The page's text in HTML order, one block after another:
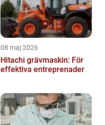
08 maj 2026
Hitachi grävmaskin: För
effektiva entreprenader